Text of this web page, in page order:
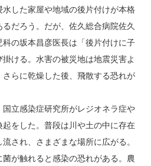
した家屋や地域の後片付けが本格
だろう。だが、佐久総合病院佐久
の坂本昌彦医長は「後片付けに子
ける。水害の被災地は地震災害よ
らに乾燥した後、飛散する恐れが
立感染症研究所がレジオネラ症や
をした。普段は川や土の中に存在
され、さまざまな場所に広がる。
が触れると感染の恐れがある。農